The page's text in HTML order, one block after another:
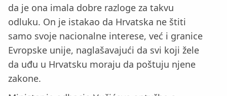
da je ona imala dobre razloge za takvu
odluku. On je istakao da Hrvatska ne štiti
samo svoje nacionalne interese, već i granice
Evropske unije, naglašavajući da svi koji žele
da uđu u Hrvatsku moraju da poštuju njene
zakone.